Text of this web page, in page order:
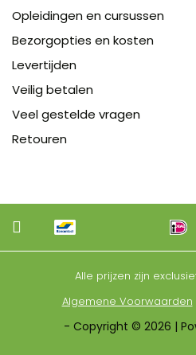
Opleidingen en cursussen
Bezorgopties en kosten
Levertijden
Veilig betalen
Veel gestelde vragen
Retouren
Alle prijzen zijn
Algemene Voorwaarden
- Copyright © 2026 |